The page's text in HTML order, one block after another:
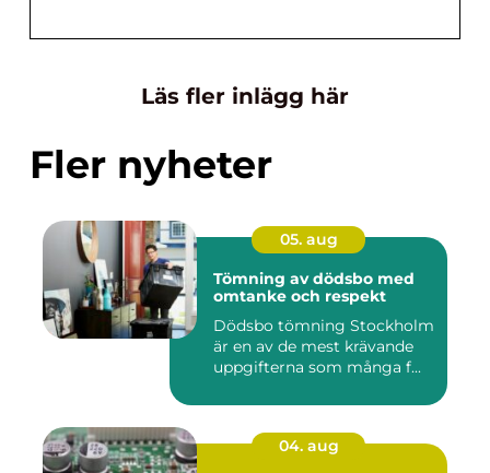
Läs fler inlägg här
Fler nyheter
05. aug
Tömning av dödsbo med
omtanke och respekt
Dödsbo tömning Stockholm
är en av de mest krävande
uppgifterna som många f...
04. aug